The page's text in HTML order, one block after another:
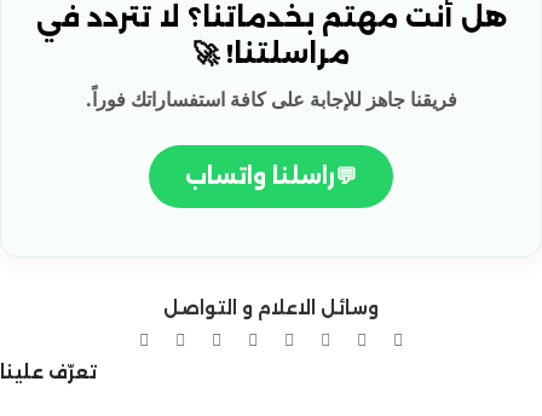
هل أنت مهتم بخدماتنا؟ لا تتردد في
مراسلتنا! 🚀
فريقنا جاهز للإجابة على كافة استفساراتك فوراً.
💬راسلنا واتساب
وسائل الاعلام و التواصل
تعرّف علينا